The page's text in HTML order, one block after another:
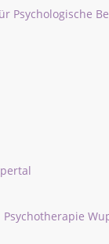
Psychologische